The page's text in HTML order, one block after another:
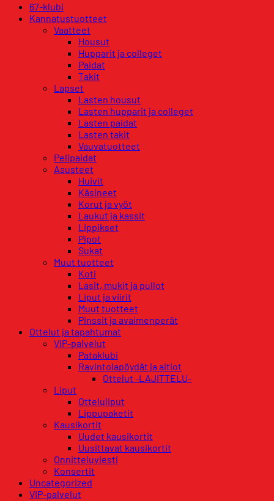
67-klubi
Kannatustuotteet
Vaatteet
Housut
Hupparit ja colleget
Paidat
Takit
Lapset
Lasten housut
Lasten hupparit ja colleget
Lasten paidat
Lasten takit
Vauvatuotteet
Pelipaidat
Asusteet
Huivit
Käsineet
Korut ja vyöt
Laukut ja kassit
Lippikset
Pipot
Sukat
Muut tuotteet
Koti
Lasit, mukit ja pullot
Liput ja viirit
Muut tuotteet
Pinssit ja avaimenperät
Ottelut ja tapahtumat
VIP-palvelut
Pataklubi
Ravintolapöydät ja aitiot
Ottelut -LAJITTELU-
Liput
Otteluliput
Lippupaketit
Kausikortit
Uudet kausikortit
Uusittavat kausikortit
Onnitteluviesti
Konsertit
Uncategorized
VIP-palvelut